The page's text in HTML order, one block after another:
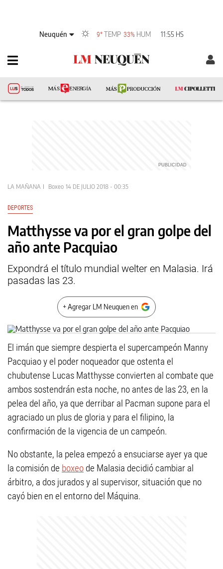
Neuquén 9°TEMP 33% HUM 11:55 HS
LA MAÑANA Boxeo 14 DE JULIO 2018 - 00:35
DEPORTES
Matthysse va por el gran golpe del
año ante Pacquiao
Expondrá el título mundial welter en Malasia. Irá
pasadas las 23.
+ Agregar LM Neuquen en
El imán que siempre despierta el supercampeón Manny
Pacquiao y el poder noqueador que ostenta el
chubutense Lucas Matthysse convierten al combate que
ambos sostendrán esta noche, no antes de las 23, en la
pelea del año, ya que derribar al Pacman supone para el
agraciado un plus de gloria y para el filipino, la
confirmación de la vigencia de un campeón.
No obstante, la pelea empezó a ensuciarse ayer ya que
la comisión de boxeo de Malasia decidió cambiar al
árbitro, a dos jurados y al supervisor, situación que no
cayó bien en el entorno del Máquina.